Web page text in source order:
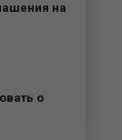
на
о